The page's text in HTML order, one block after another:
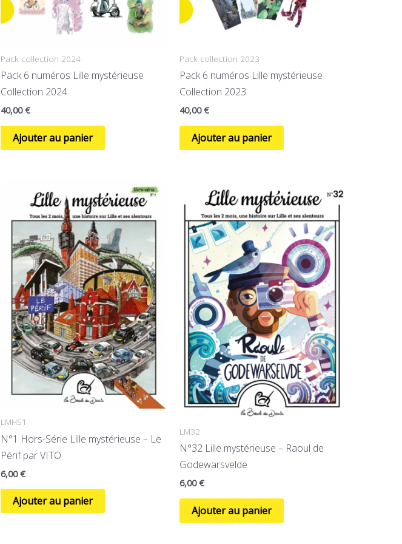
Pack collection 2024
Pack 6 numéros Lille mystérieuse
Collection 2024
40,00€
Ajouter au panier
Pack collection 2023
Pack 6 numéros Lille mystérieuse
Collection 2023
40,00€
Ajouter au panier
LMHS1
N°1 Hors-Série Lille mystérieuse – Le
Périf par VITO
6,00€
Ajouter au panier
LM32
N°32 Lille mystérieuse – Raoul de
Godewarsvelde
6,00€
Ajouter au panier